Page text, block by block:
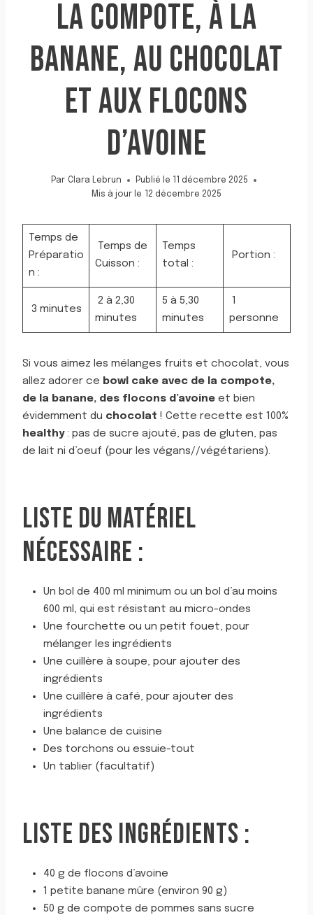
LA COMPOTE, À LA
BANANE, AU CHOCOLAT
ET AUX FLOCONS
D’AVOINE
Par Clara Lebrun Publié le
11 décembre 2025
Mis à jour le
12 décembre 2025
Temps de
Préparatio
n :
Temps de
Cuisson :
Temps
total :
Portion :
3 minutes
2 à 2,30
minutes
5 à 5,30
minutes
1
personne
Si vous aimez les mélanges fruits et chocolat, vous
allez adorer ce bowl cake avec de la compote,
de la banane, des flocons d’avoine et bien
évidemment du chocolat ! Cette recette est 100%
healthy: pas de sucre ajouté, pas de gluten, pas
de lait ni d’oeuf (pour les végans//végétariens).
LISTE DU MATÉRIEL
NÉCESSAIRE :
Un bol de 400 ml minimum ou un bol d’au moins
600 ml, qui est résistant au micro-ondes
Une fourchette ou un petit fouet, pour
mélanger les ingrédients
Une cuillère à soupe, pour ajouter des
ingrédients
Une cuillère à café, pour ajouter des
ingrédients
Une balance de cuisine
Des torchons ou essuie-tout
Un tablier (facultatif)
LISTE DES INGRÉDIENTS :
40 g de flocons d’avoine
1 petite banane mûre (environ 90 g)
50 g de compote de pommes sans sucre